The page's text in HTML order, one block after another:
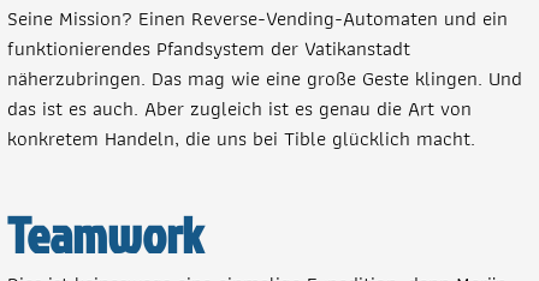
Seine Mission? Einen Reverse-Vending-Automaten und ein
funktionierendes Pfandsystem der Vatikanstadt
näherzubringen. Das mag wie eine große Geste klingen. Und
das ist es auch. Aber zugleich ist es genau die Art von
konkretem Handeln, die uns bei Tible glücklich macht.
Teamwork